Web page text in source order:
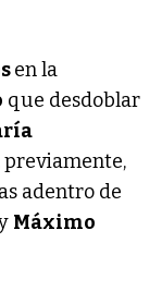
en la
que desdoblar
previamente,
adentro de
Máximo